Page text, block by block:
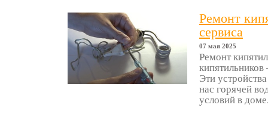
Ремонт
сервиса
07 мая 2025
Ремонт
Эти
нас горячей
условий в